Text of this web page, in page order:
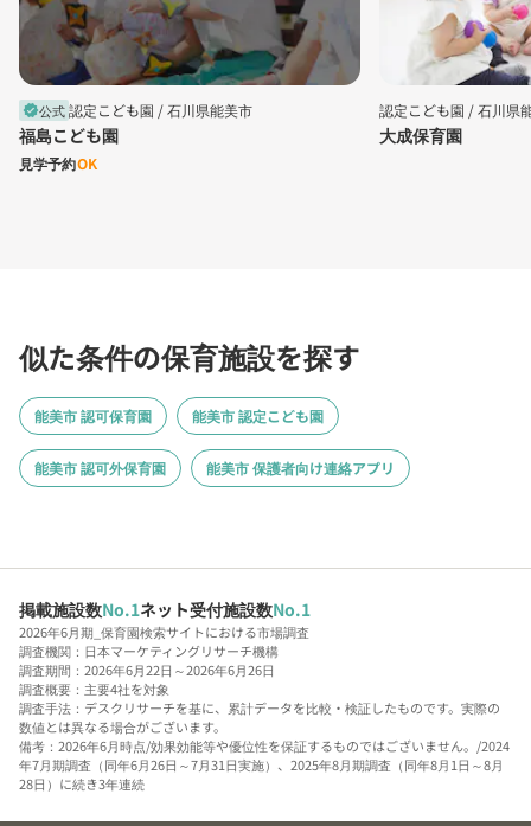
verified公式認定こども園 /石川県能美市
福島こども園
見学予約OK
認定こども園 /石川県
大成保育園
似た条件の保育施設を探す
能美市 認可保育園 能美市 認定こども園
能美市 認可外保育園 能美市 保護者向け連絡アプリ
掲載施設数No.1ネット受付施設数No.1
2026年6月期_保育園検索サイトにおける市場調査
調査機関：日本マーケティングリサーチ機構
調査期間：2026年6月22日～2026年6月26日
調査概要：主要4社を対象
調査手法：デスクリサーチを基に、累計データを比較・検証したものです。実際の
数値とは異なる場合がございます。
備考：2026年6月時点/効果効能等や優位性を保証するものではございません。/2024
年7月期調査（同年6月26日～7月31日実施）、2025年8月期調査（同年8月1日～8月
28日）に続き3年連続